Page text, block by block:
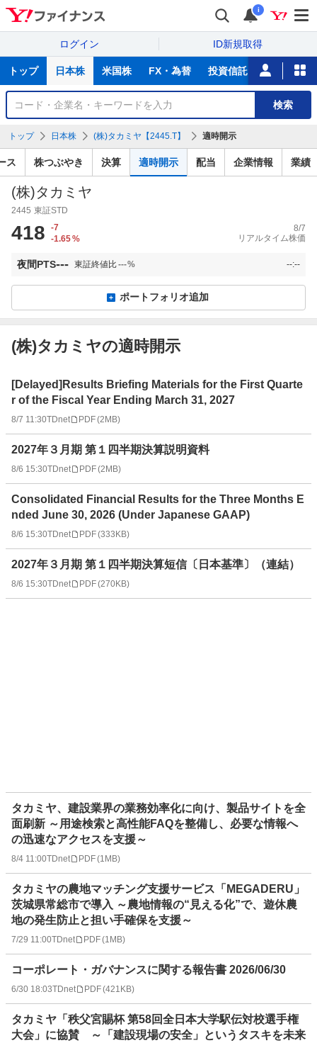
i
ログイン ID新規取得
サ
トップ 日本株 米国株 FX・為替 投資信託 ニュース
銘
検
索
検索
トップ 日本株 (株)タカミヤ【2445.T】 適時開示
ス 株つぶやき 決算 適時開示 配当 企業情報 業績
(株)タカミヤ
2445 東証STD
418
-7
-1.65%
8/7
リアルタイム株価
夜間PTS--- 東証終値比---% --:--
ポートフォリオ追加
(株)タカミヤの適時開示
情
覧
[Delayed]Results Briefing Materials for the First Quarte
r of the Fiscal Year Ending March 31, 2027
8/7 11:30TDnet PDF(2MB)
2027年３月期 第１四半期決算説明資料
8/6 15:30TDnet PDF(2MB)
Consolidated Financial Results for the Three Months E
nded June 30, 2026 (Under Japanese GAAP)
8/6 15:30TDnet PDF(333KB)
2027年３月期 第１四半期決算短信〔日本基準〕（連結）
8/6 15:30TDnet PDF(270KB)
タカミヤ、建設業界の業務効率化に向け、製品サイトを全
面刷新 ～用途検索と高性能FAQを整備し、必要な情報へ
の迅速なアクセスを支援～
8/4 11:00TDnet PDF(1MB)
タカミヤの農地マッチング支援サービス「MEGADERU」
茨城県常総市で導入 ～農地情報の“見える化”で、遊休農
地の発生防止と担い手確保を支援～
7/29 11:00TDnet PDF(1MB)
コーポレート・ガバナンスに関する報告書 2026/06/30
6/30 18:03TDnet PDF(421KB)
タカミヤ「秩父宮賜杯 第58回全日本大学駅伝対校選手権
大会」に協賛 ～「建設現場の安全」というタスキを未来